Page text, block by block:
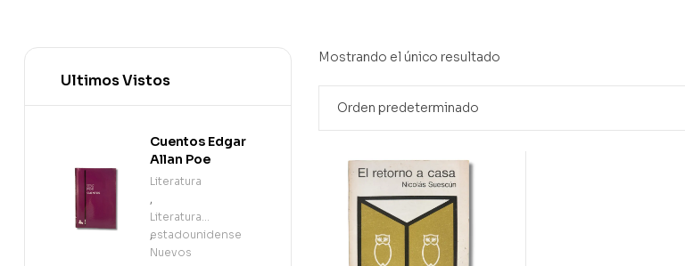
Mostrando el único resultado
Ultimos Vistos
Cuentos Edgar
Allan Poe
Literatura
,
Literatura
estadounidense
,
Nuevos